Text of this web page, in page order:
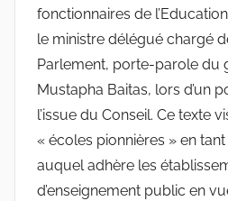
fonctionnaires de
le ministre délégué chargé
Parlement, porte-parole du
Mustapha Baitas, lors d’un
l’issue du Conseil. Ce texte
« écoles pionnières » en
auquel adhère les
d’enseignement public en